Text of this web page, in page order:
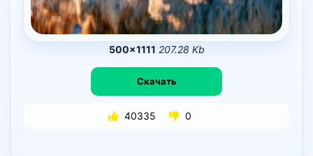
500×1111 207.28 Kb
Скачать
40335 0